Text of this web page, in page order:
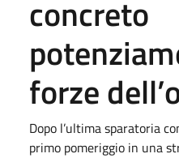
concreto
forze
Dopo l’ultima sparatoria
primo pomeriggio in una